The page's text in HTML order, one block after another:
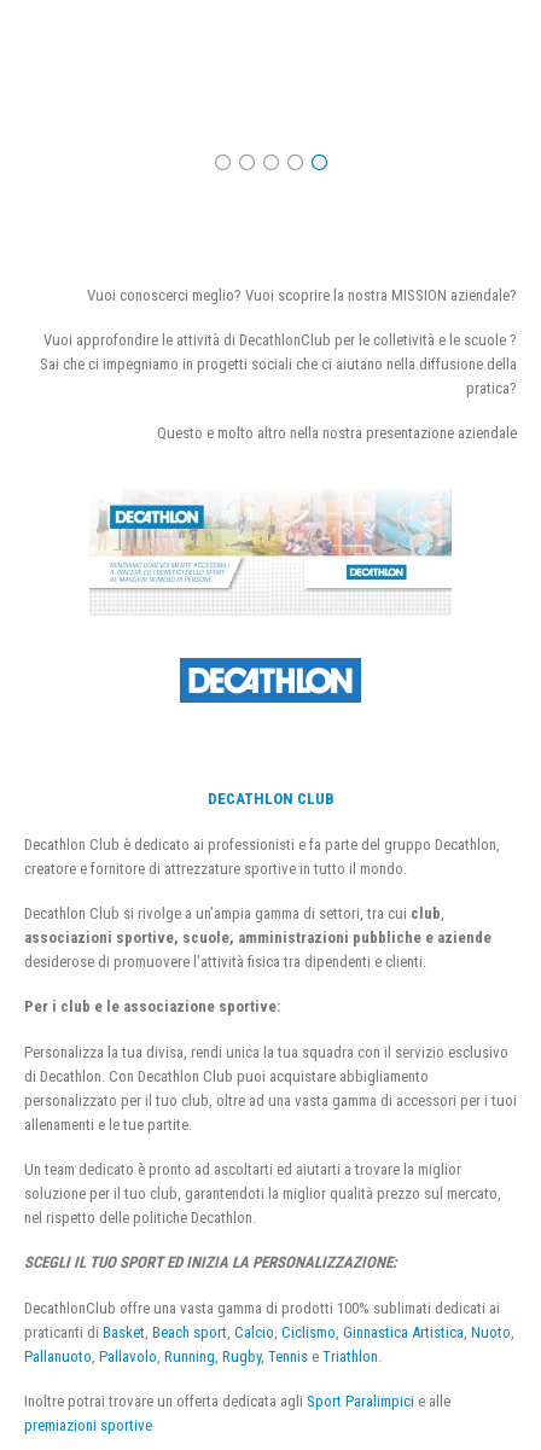
Vuoi conoscerci meglio? Vuoi scoprire la nostra MISSION aziendale?
Vuoi approfondire le attività di DecathlonClub per le colletività e le scuole ?
Sai che ci impegniamo in progetti sociali che ci aiutano nella diffusione della
pratica?
Questo e molto altro nella nostra presentazione aziendale
DECATHLON CLUB
Decathlon Club è dedicato ai professionisti e fa parte del gruppo Decathlon,
creatore e fornitore di attrezzature sportive in tutto il mondo.
Decathlon Club si rivolge a un’ampia gamma di settori, tra cui club
associazioni sportive, scuole, amministrazioni pubbliche e aziende
desiderose di promuovere l’attività fisica tra dipendenti e clienti.
Per i club e le associazione sportive:
Personalizza la tua divisa, rendi unica la tua squadra con il servizio esclusivo
di Decathlon. Con Decathlon Club puoi acquistare abbigliamento
personalizzato per il tuo club, oltre ad una vasta gamma di accessori per i tuoi
allenamenti e le tue partite.
Un team dedicato è pronto ad ascoltarti ed aiutarti a trovare la miglior
soluzione per il tuo club, garantendoti la miglior qualità prezzo sul mercato,
nel rispetto delle politiche Decathlon.
SCEGLI IL TUO SPORT ED INIZIA LA PERSONALIZZAZIONE:
DecathlonClub offre una vasta gamma di prodotti 100% sublimati dedicati ai
praticanti di Basket Beach sport Calcio Ciclismo Ginnastica Artistica Nuoto
Pallanuoto Pallavolo Running Rugby, Tennis e Triathlon
Inoltre potrai trovare un offerta dedicata agli Sport Paralimpici e alle
premiazioni sportive